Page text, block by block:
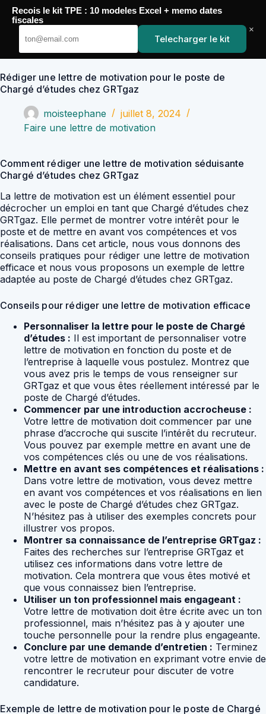
Passer
contenu
YoupiJobs
Rédiger une lettre de motivation pour le poste de
Chargé d’études chez GRTgaz
moisteephane
juillet 8, 2024
Faire une lettre de motivation
Comment rédiger une lettre de motivation séduisante
Chargé d’études chez GRTgaz
La lettre de motivation est un élément essentiel pour
décrocher un emploi en tant que Chargé d’études chez
GRTgaz. Elle permet de montrer votre intérêt pour le
poste et de mettre en avant vos compétences et vos
réalisations. Dans cet article, nous vous donnons des
conseils pratiques pour rédiger une lettre de motivation
efficace et nous vous proposons un exemple de lettre
adaptée au poste de Chargé d’études chez GRTgaz.
Conseils pour rédiger une lettre de motivation efficace
Personnaliser la lettre pour le poste de Chargé
d’études : Il est important de personnaliser votre
lettre de motivation en fonction du poste et de
l’entreprise à laquelle vous postulez. Montrez que
vous avez pris le temps de vous renseigner sur
GRTgaz et que vous êtes réellement intéressé par le
poste de Chargé d’études.
Commencer par une introduction accrocheuse :
Votre lettre de motivation doit commencer par une
phrase d’accroche qui suscite l’intérêt du recruteur.
Vous pouvez par exemple mettre en avant une de
vos compétences clés ou une de vos réalisations.
Mettre en avant ses compétences et réalisations :
Dans votre lettre de motivation, vous devez mettre
en avant vos compétences et vos réalisations en lien
avec le poste de Chargé d’études chez GRTgaz.
N’hésitez pas à utiliser des exemples concrets pour
illustrer vos propos.
Montrer sa connaissance de l’entreprise GRTgaz :
Faites des recherches sur l’entreprise GRTgaz et
utilisez ces informations dans votre lettre de
motivation. Cela montrera que vous êtes motivé et
que vous connaissez bien l’entreprise.
Utiliser un ton professionnel mais engageant :
Votre lettre de motivation doit être écrite avec un ton
professionnel, mais n’hésitez pas à y ajouter une
touche personnelle pour la rendre plus engageante.
Conclure par une demande d’entretien : Terminez
votre lettre de motivation en exprimant votre envie de
rencontrer le recruteur pour discuter de votre
candidature.
Exemple de lettre de motivation pour le poste de Chargé
Recois le kit TPE : 10 modeles Excel + memo dates
fiscales
Telecharger le kit
×